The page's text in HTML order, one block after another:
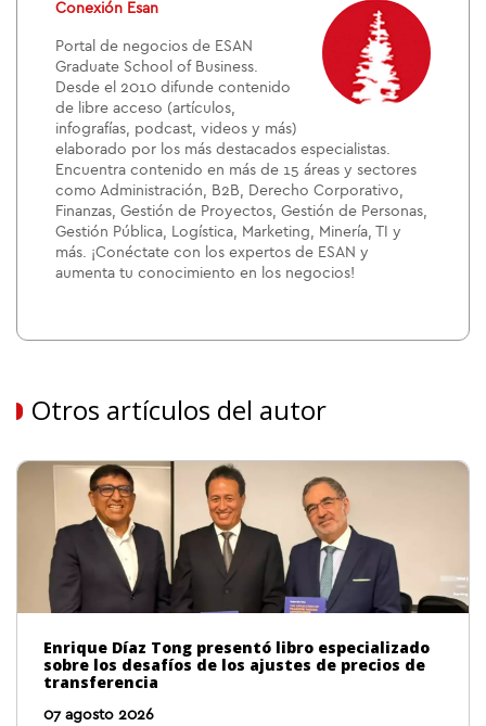
Conexión Esan
Portal de negocios de ESAN
Graduate School of Business.
Desde el 2010 difunde contenido
de libre acceso (artículos,
infografías, podcast, videos y más)
elaborado por los más destacados especialistas.
Encuentra contenido en más de 15 áreas y sectores
como Administración, B2B, Derecho Corporativo,
Finanzas, Gestión de Proyectos, Gestión de Personas,
Gestión Pública, Logística, Marketing, Minería, TI y
más. ¡Conéctate con los expertos de ESAN y
aumenta tu conocimiento en los negocios!
Otros artículos del autor
Enrique Díaz Tong presentó libro especializado
sobre los desafíos de los ajustes de precios de
transferencia
07 agosto 2026